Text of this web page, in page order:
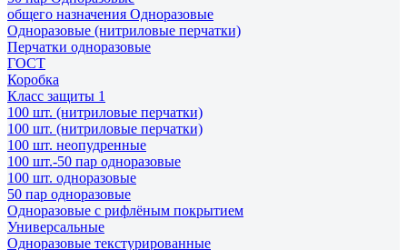
общего назначения Одноразовые
Одноразовые (нитриловые перчатки)
Перчатки одноразовые
ГОСТ
Коробка
Класс защиты 1
100 шт. (нитриловые перчатки)
100 шт. (нитриловые перчатки)
100 шт. неопудренные
100 шт.-50 пар одноразовые
100 шт. одноразовые
50 пар одноразовые
Одноразовые с рифлёным покрытием
Универсальные
Одноразовые текстурированные